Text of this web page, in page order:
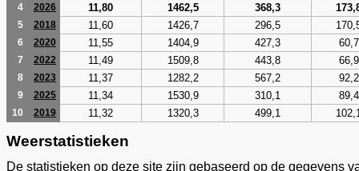
4 2026 11,80 1462,5 368,3
5 2018 11,60 1426,7 296,5
6 2020 11,55 1404,9 427,3 60,7
7 2022 11,49 1509,8 443,8 66,9
8 2023 11,37 1282,2 567,2 92,2
9 2025 11,34 1530,9 310,1 89,4
10 2019 11,32 1320,3 499,1
Weerstatistieken
De statistieken op deze site zijn gebaseerd op de gegevens